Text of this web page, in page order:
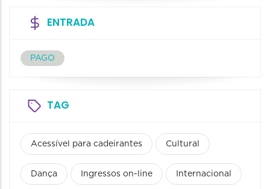
ENTRADA
PAGO
TAG
Acessível para cadeirantes Cultural
Dança Ingressos on-line Internacional